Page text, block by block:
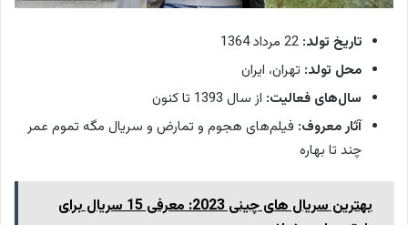
تاریخ تولد:
محل تولد: تهران، ایران
سال‌های فعالیت: از سال 1393 تا کنون
آثار معروف: فیلم‌های هجوم و تمارض و سریال مگه تموم عمر
چند تا بهاره
بهترین سریال های چینی 2023: معرفی 15 سریال برای